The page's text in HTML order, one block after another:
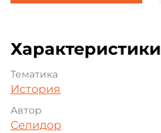
Характеристики
Тематика
История
Автор
Селидор